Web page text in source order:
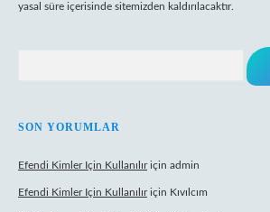
yasal süre içerisinde sitemizden kaldırılacaktır.
SON YORUMLAR
Efendi Kimler Için Kullanılıriçin admin
Efendi Kimler Için Kullanılıriçin Kıvılcım